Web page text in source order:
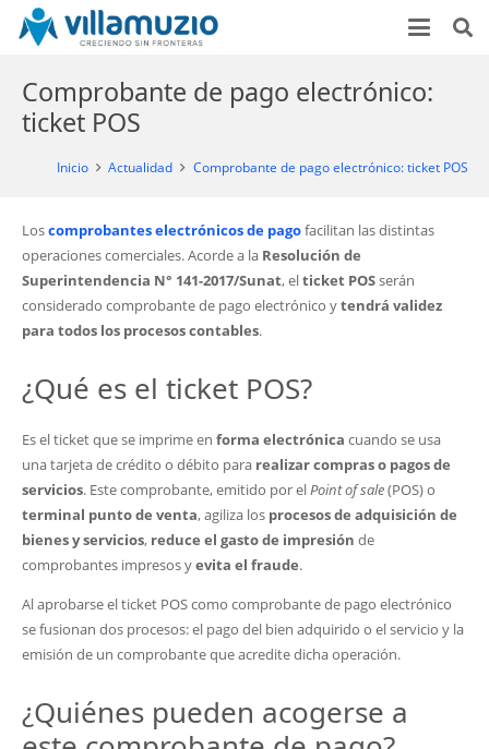
Comprobante de pago electrónico:
ticket POS
Inicio Actualidad Comprobante de pago electrónico: ticket POS
Loscomprobantes electrónicos de pagofacilitan las distintas
operaciones comerciales. Acorde a la Resolución de
Superintendencia N° 141-2017/Sunat, elticket POSserán
considerado comprobante de pago electrónico ytendrá validez
para todos los procesos contables.
¿Qué es el ticket POS?
Es el ticket que se imprime en forma electrónica cuando se usa
una tarjeta de crédito o débito para realizar compras o pagos de
servicios. Este comprobante, emitido por el Point of sale(POS) o
terminal punto de venta, agiliza los procesos de adquisición de
bienes y servicios, reduce el gasto de impresión de
comprobantes impresos yevita el fraude.
Al aprobarse el ticket POS como comprobante de pago electrónico
se fusionan dos procesos: el pago del bien adquirido o el servicio y la
emisión de un comprobante que acredite dicha operación.
¿Quiénes pueden acogerse a